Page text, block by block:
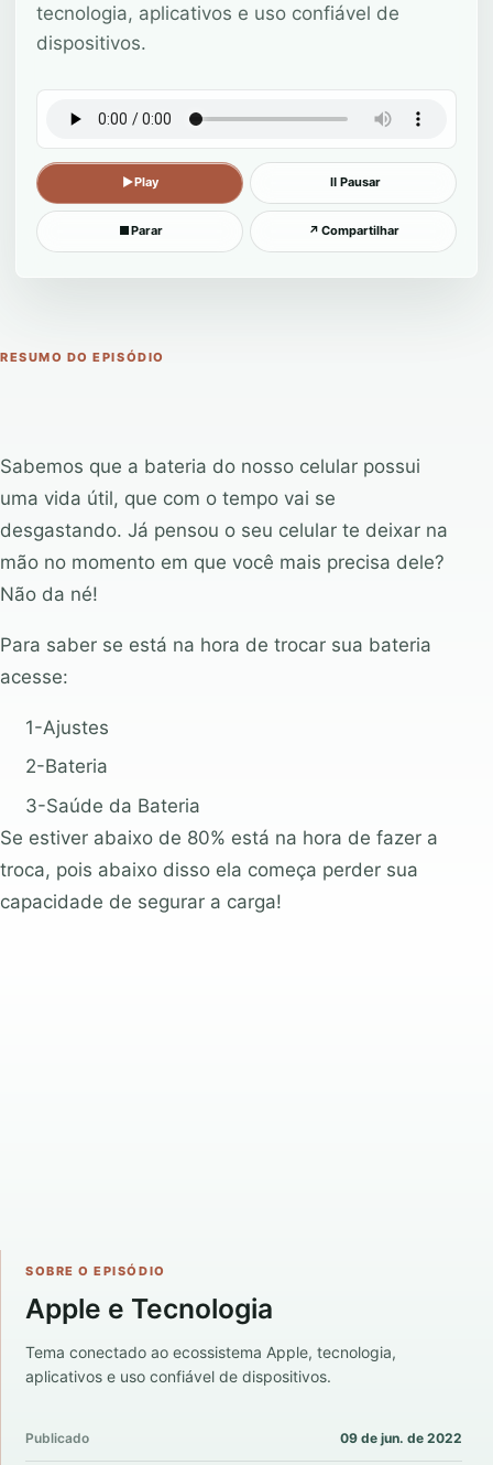
tecnologia, aplicativos e uso confiável de
dispositivos.
▶Play Ⅱ Pausar
■Parar ↗ Compartilhar
RESUMO DO EPISÓDIO
Sabemos que a bateria do nosso celular possui
uma vida útil, que com o tempo vai se
desgastando. Já pensou o seu celular te deixar na
mão no momento em que você mais precisa dele?
Não da né!
Para saber se está na hora de trocar sua bateria
acesse:
1-Ajustes
2-Bateria
3-Saúde da Bateria
Se estiver abaixo de 80% está na hora de fazer a
troca, pois abaixo disso ela começa perder sua
capacidade de segurar a carga!
SOBRE O EPISÓDIO
Apple e Tecnologia
Tema conectado ao ecossistema Apple, tecnologia,
aplicativos e uso confiável de dispositivos.
Publicado 09 de jun. de 2022